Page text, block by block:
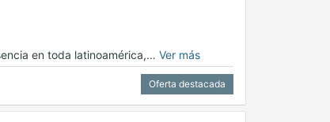
en toda latinoamérica,… Ver más
Oferta destacada